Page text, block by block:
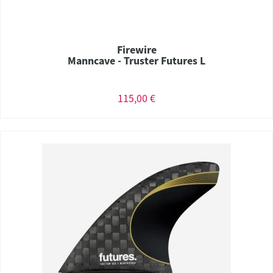
Firewire
Manncave - Truster Futures L
115,00 €